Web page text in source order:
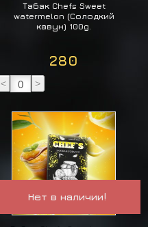
Табак Chefs Sweet
watermelon (Солодкий
кавун) 100g.
280
< >
Нет в наличии!